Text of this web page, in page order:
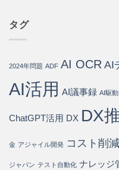
底
解
説
は
ス
ト
80%
を
現
る
タグ
2024年問題 ADF AI OCR AI
AI活用 AI議事録 AI駆
ChatGPT活用 DX DX
金 アジャイル開発 コスト削減
ジャパン テスト自動化 ナレッジ